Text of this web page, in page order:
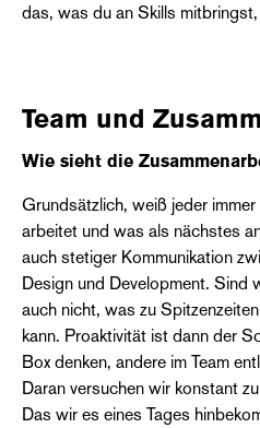
das, was du an Skills
Team und
Wie sieht die
Grundsätzlich, weiß jeder
arbeitet und was als nächstes
auch stetiger Kommunikation
Design und Development. Sind
auch nicht, was zu
kann. Proaktivität ist dann der
Box denken, andere im Team
Daran versuchen wir konstant
Das wir es eines Tages